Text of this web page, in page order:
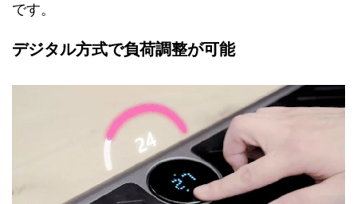
です。
デジタル方式で負荷調整が可能